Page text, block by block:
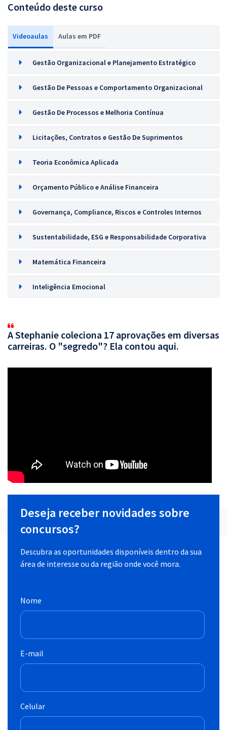
Conteúdo deste curso
Videoaulas Aulas em PDF
Gestão Organizacional e Planejamento Estratégico
Gestão De Pessoas e Comportamento Organizacional
Gestão De Processos e Melhoria Contínua
Licitações, Contratos e Gestão De Suprimentos
Teoria Econômica Aplicada
Orçamento Público e Análise Financeira
Governança, Compliance, Riscos e Controles Internos
Sustentabilidade, ESG e Responsabilidade Corporativa
Matemática Financeira
Inteligência Emocional
A Stephanie coleciona 17 aprovações em diversas
carreiras. O "segredo"? Ela contou aqui.
Deseja receber novidades sobre
concursos?
Descubra as oportunidades disponíveis dentro da sua
área de interesse ou da região onde você mora.
Nome
E-mail
Celular